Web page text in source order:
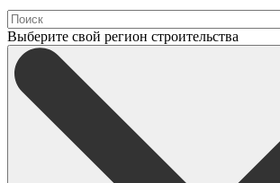
Выберите свой регион строительства